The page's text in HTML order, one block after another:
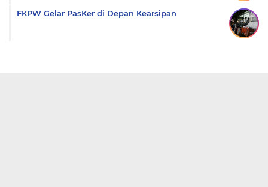
FKPW Gelar PasKer di Depan Kearsipan